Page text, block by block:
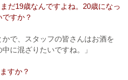
だ19歳なんですよね。20歳になっ
すか？
かで、スタッフの皆さんはお酒を
に混ざりたいですね。」
すか？